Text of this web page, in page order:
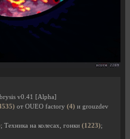
v0.41 [Alpha]
от OUEO factory (4) и grouzdev
; Техника на колесах, гонки (1223);